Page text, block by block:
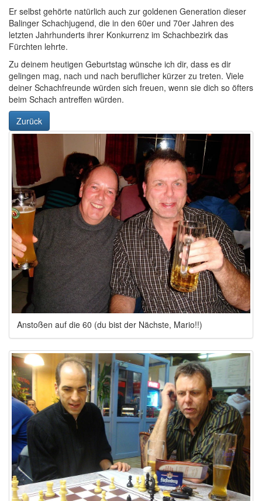
Er selbst gehörte natürlich auch zur goldenen Generation dieser
Balinger Schachjugend, die in den 60er und 70er Jahren des
letzten Jahrhunderts ihrer Konkurrenz im Schachbezirk das
Fürchten lehrte.
Zu deinem heutigen Geburtstag wünsche ich dir, dass es dir
gelingen mag, nach und nach beruflicher kürzer zu treten. Viele
deiner Schachfreunde würden sich freuen, wenn sie dich so öfters
beim Schach antreffen würden.
Zurück
Anstoßen auf die 60 (du bist der Nächste, Mario!!)